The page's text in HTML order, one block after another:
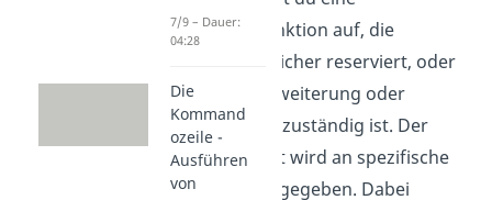
Bibliotheksfunktion auf, die
entweder Speicher reserviert, oder
für dessen Erweiterung oder
Verringerung zuständig ist. Der
Rückgabewert wird an spezifische
Zeiger zurückgegeben. Dabei
7/9 – Dauer:
04:28
Die
Kommand
ozeile -
Ausführen
von